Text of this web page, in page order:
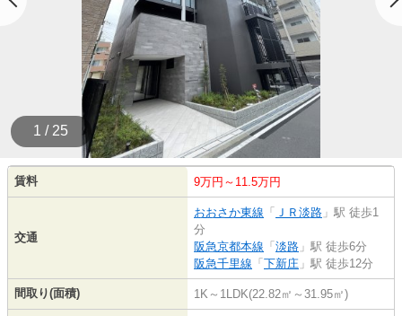
1 / 25
賃料 9万円～11.5万円
交通
おおさか東線 「 ＪＲ淡路 」駅 徒歩1
分
阪急京都本線 「 淡路 」駅 徒歩6分
阪急千里線 「 下新庄 」駅 徒歩12分
間取り(面積) 1K～1LDK(22.82㎡～31.95㎡)